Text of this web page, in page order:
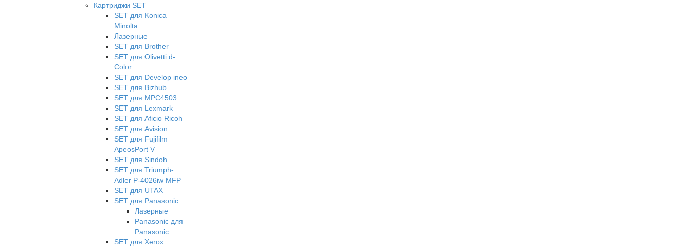
Картриджи SET
SET для Konica
Minolta
Лазерные
SET для Brother
SET для Olivetti d-
Color
SET для Develop ineo
SET для Bizhub
SET для MPC4503
SET для Lexmark
SET для Aficio Ricoh
SET для Avision
SET для Fujifilm
ApeosPort V
SET для Sindoh
SET для Triumph-
Adler P-4026iw MFP
SET для UTAX
SET для Panasonic
Лазерные
Panasonic для
Panasonic
SET для Xerox